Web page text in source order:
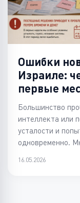
Ошибки
Израиле:
первые
Большинство
интеллекта или
усталости и
одновременно.
16.05.2026